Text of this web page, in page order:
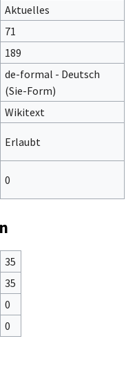
Aktuelles
71
189
de-formal - Deutsch
(Sie-Form)‎
Wikitext
Erlaubt
0
35
35
0
0